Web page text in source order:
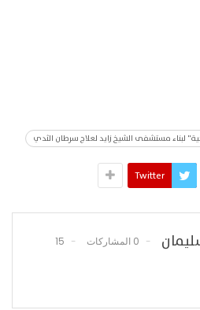
لبناء مستشفى الشيخ زايد لعلاج سرطان الثدي
Twitter
0 المشاركات
15